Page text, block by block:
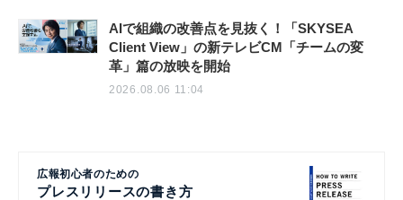
AIで組織の改善点を見抜く！「SKYSEA
Client View」の新テレビCM「チームの変
革」篇の放映を開始
2026.08.06 11:04
広報初心者のための
プレスリリースの書き方